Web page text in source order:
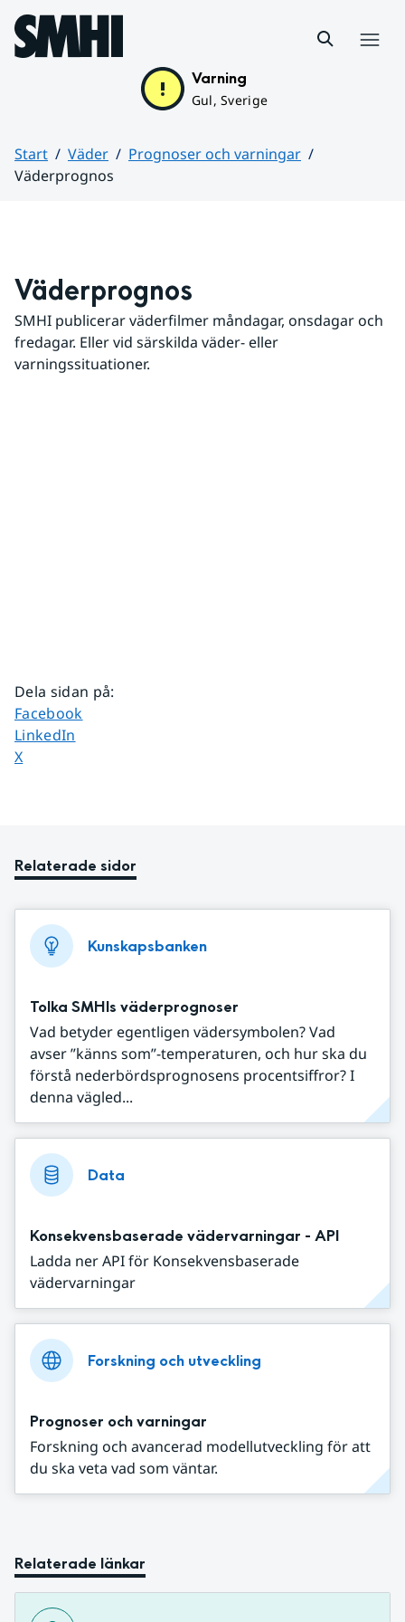
Hoppa till sidans innehåll
Varning
Gul, Sverige
Start Väder
Prognoser och varningar
Väderprognos
Väderprognos
SMHI publicerar väderfilmer måndagar, onsdagar och
fredagar. Eller vid särskilda väder- eller
varningssituationer.
Dela sidan på:
Dela sidan på
Facebook
Dela sidan på
LinkedIn
Dela sidan på
X
Relaterade sidor
Kunskapsbanken
Tolka SMHIs väderprognoser
Vad betyder egentligen vädersymbolen? Vad
avser ”känns som”-temperaturen, och hur ska du
förstå nederbördsprognosens procentsiffror? I
denna vägled...
Data
Konsekvensbaserade vädervarningar - API
Ladda ner API för Konsekvensbaserade
vädervarningar
Forskning och utveckling
Prognoser och varningar
Forskning och avancerad modellutveckling för att
du ska veta vad som väntar.
Relaterade länkar